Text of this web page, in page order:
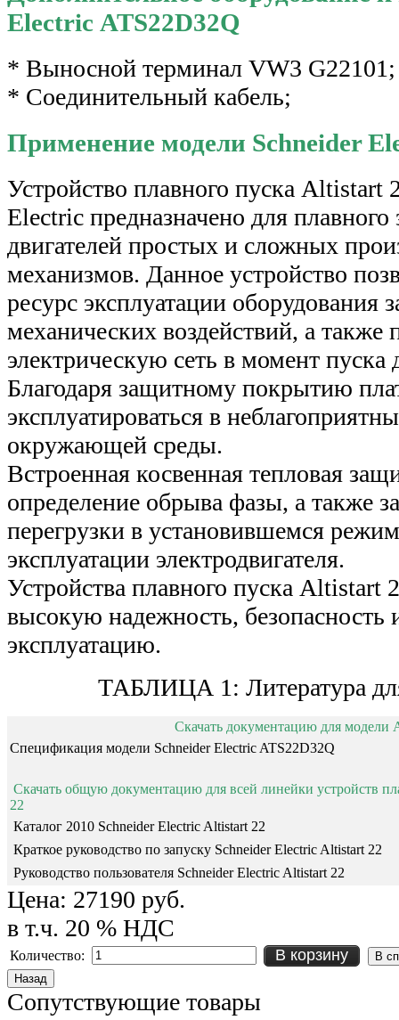
Electric ATS22D32Q
* Выносной терминал VW3 G22101;
* Соединительный кабель;
Применение модели Schneider
Устройство плавного пуска Altistart
Electric предназначено для плавного
двигателей простых и сложных
механизмов. Данное устройство
ресурс эксплуатации оборудования
механических воздействий, а также
электрическую сеть в момент пуска
Благодаря защитному покрытию
эксплуатироваться в
окружающей среды.
Встроенная косвенная тепловая
определение обрыва фазы, а также
перегрузки в установившемся
эксплуатации электродвигателя.
Устройства плавного пуска Altistart
высокую надежность, безопасность
эксплуатацию.
ТАБЛИЦА 1: Литература
Скачать документацию для модели
Спецификация модели Schneider Electric ATS22D32Q
Скачать общую документацию для всей линейки устройств
22
Каталог 2010 Schneider Electric Altistart 22
Краткое руководство по запуску Schneider Electric Altistart 22
Руководство пользователя Schneider Electric Altistart 22
Цена: 27190 руб.
в т.ч. 20 % НДС
Количество: В корзину
Сопутствующие товары